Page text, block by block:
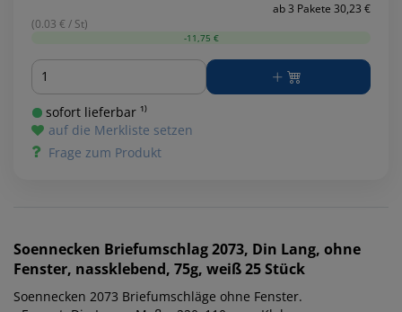
ab 3 Pakete 30,23 €
(0.03 € / St)
-11,75 €
Menge
sofort lieferbar ¹⁾
auf die Merkliste setzen
Frage zum Produkt
Soennecken Briefumschlag 2073, Din Lang, ohne
Fenster, nassklebend, 75g, weiß 25 Stück
Soennecken 2073 Briefumschläge ohne Fenster.